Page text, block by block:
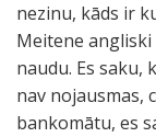
nezinu, kāds ir
Meitene
naudu. Es saku,
nav nojausmas,
bankomātu, es